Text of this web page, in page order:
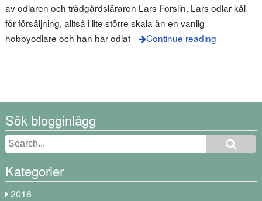
av odlaren och trädgårdsläraren Lars Forslin. Lars odlar kål
för försäljning, alltså i lite större skala än en vanlig
hobbyodlare och han har odlat
Continue reading
Sök blogginlägg
Kategorier
2016